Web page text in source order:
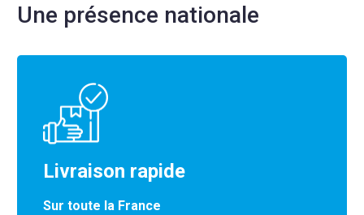
Une présence nationale
Livraison rapide
Sur toute la France